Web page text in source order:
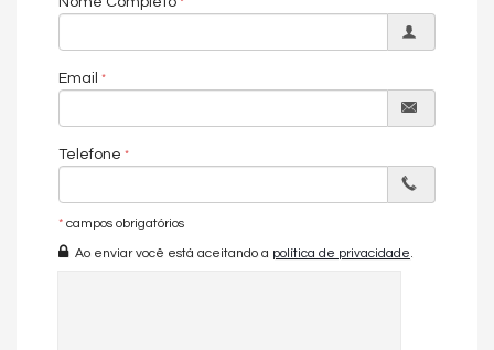
Salão de estética
Quiosque com churrasqueira
Email
Telefone
* campos obrigatórios
Ao enviar você está aceitando a política de privacidade